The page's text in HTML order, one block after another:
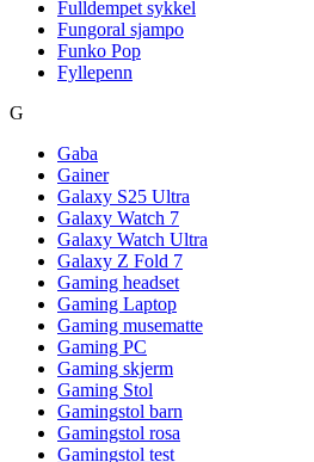
Fulldempet sykkel
Fungoral sjampo
Funko Pop
Fyllepenn
G
Gaba
Gainer
Galaxy S25 Ultra
Galaxy Watch 7
Galaxy Watch Ultra
Galaxy Z Fold 7
Gaming headset
Gaming Laptop
Gaming musematte
Gaming PC
Gaming skjerm
Gaming Stol
Gamingstol barn
Gamingstol rosa
Gamingstol test